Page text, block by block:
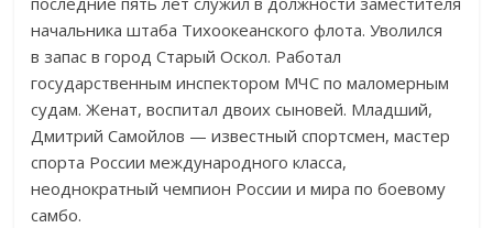
начальника штаба Тихоокеанского флота. Уволился
в запас в город Старый Оскол. Работал
государственным инспектором МЧС по маломерным
судам. Женат, воспитал двоих сыновей. Младший,
Дмитрий Самойлов — известный спортсмен, мастер
спорта России международного класса,
неоднократный чемпион России и мира по боевому
самбо.